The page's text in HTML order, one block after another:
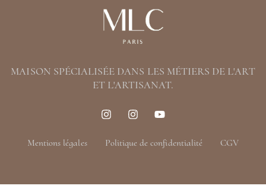
MAISON SPÉCIALISÉE DANS LES MÉTIERS DE L'ART
ET L'ARTISANAT.
Mentions légales Politique de confidentialité CGV